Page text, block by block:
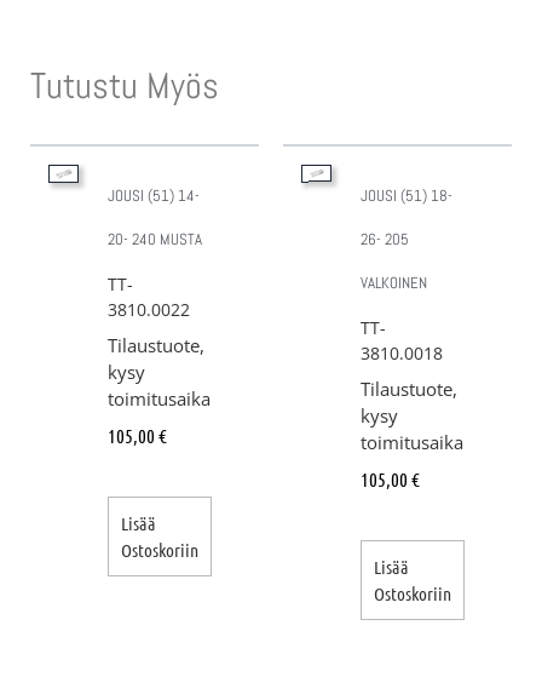
Tutustu Myös
JOUSI (51) 14-
20- 240 MUSTA
TT-
3810.0022
Tilaustuote,
kysy
toimitusaika
105,00 €
Lisää
Ostoskoriin
JOUSI (51) 18-
26- 205
VALKOINEN
TT-
3810.0018
Tilaustuote,
kysy
toimitusaika
105,00 €
Lisää
Ostoskoriin